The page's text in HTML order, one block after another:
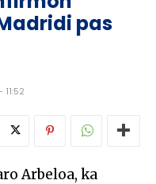
pas
Arbeloa, ka